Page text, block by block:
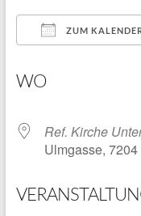
ZUM
WO
Ref. Kirche
Ulmgasse,